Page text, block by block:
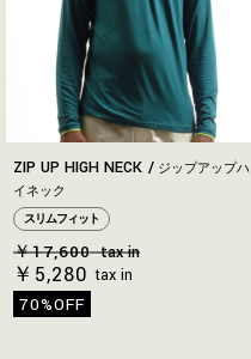
ZIP UP HIGH NECK
ジップアップハ
イネック
スリムフィット
￥17,600 tax in
￥5,280 tax in
70%OFF